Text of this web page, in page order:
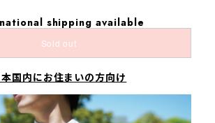
shipping available
Sold out
本国内にお住まいの方向け